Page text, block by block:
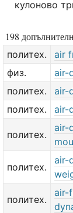
кулоново
198
политех. air
физ.
air-
политех.
air-
политех.
air-
политех.
air-
политех.
air-
политех.
air-